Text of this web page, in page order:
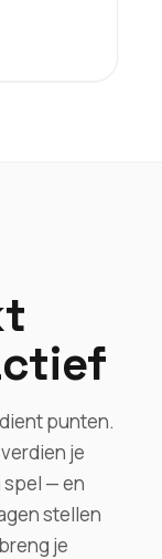
punten.
je
spel — en
stellen
je